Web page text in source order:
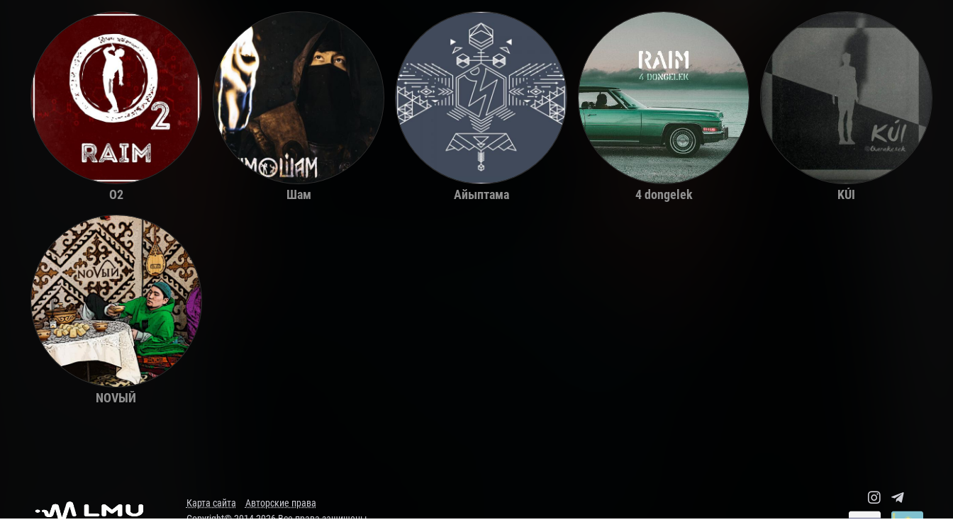
O2 Шам Айыптама 4 dongelek KÚI
NOVЫЙ
Карта сайта
Авторские права
Copyright© 2014-2026 Все права защищены.